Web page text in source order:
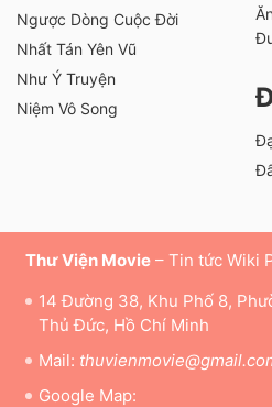
Ngược Dòng Cuộc Đời
Nhất Tán Yên Vũ
Như Ý Truyện
Niệm Vô Song
Thư Viện Movie– Tin tức Wiki
14 Đường 38, Khu Phố 8,
Thủ Đức, Hồ Chí Minh
Mail:
Google Map: